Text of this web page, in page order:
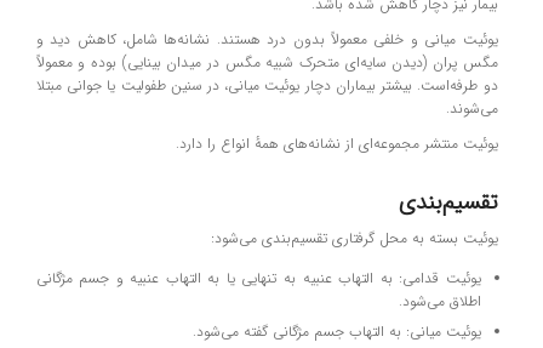
یوئیت میانی و خلفی معمولاً بدون درد هستند. نشانه‌ها شامل، کاهش دید و
مگس پران (دیدن سایه‌ای متحرک شبیه مگس در میدان بینایی) بوده و معمولاً
دو طرفه‌است. بیشتر بیماران دچار یوئیت میانی، در سنین طفولیت یا جوانی مبتلا
می‌شوند.
یوئیت منتشر مجموعه‌ای از نشانه‌های همهٔ انواع را دارد.
تقسیم‌بندی
یوئیت بسته به محل گرفتاری تقسیم‌بندی می‌شود:
یوئیت قدامی: به التهاب عنبیه به تنهایی یا به التهاب عنبیه و جسم مژگانی
اطلاق می‌شود.
یوئیت میانی: به التهاب جسم مژگانی گفته می‌شود.